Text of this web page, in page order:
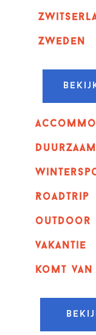
zweden
Duurzaam
Roadtrip
outdoor
vakantie
komt van